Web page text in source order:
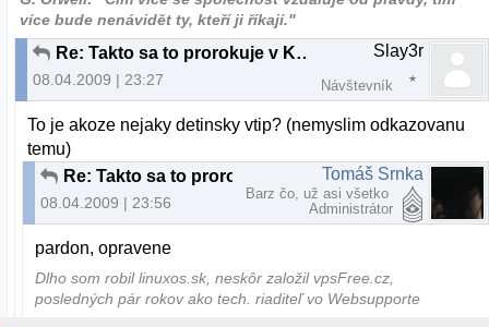
více bude nenávidět ty, kteří ji říkají."
Re: Takto sa to prorokuje v Knihe Zázrakov Greenportu
08.04.2009 | 23:27
Slay3r
Návštevník
To je akoze nejaky detinsky vtip? (nemyslim odkazovanu
temu)
08.04.2009 | 23:56
Tomáš Srnka
Barz čo, už asi všetko
Administrátor
pardon, opravene
Dlho som robil linuxos.sk, neskôr založil vpsFree.cz,
posledných pár rokov ako tech. riaditeľ vo Websupporte